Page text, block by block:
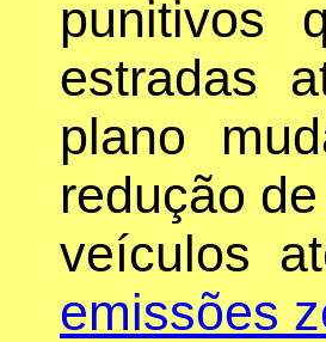
punitivos
estradas
plano
redução
veículos
emissões